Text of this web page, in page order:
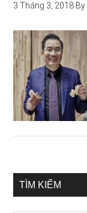
3 Tháng 3, 2018 By
TÌM KIẾM